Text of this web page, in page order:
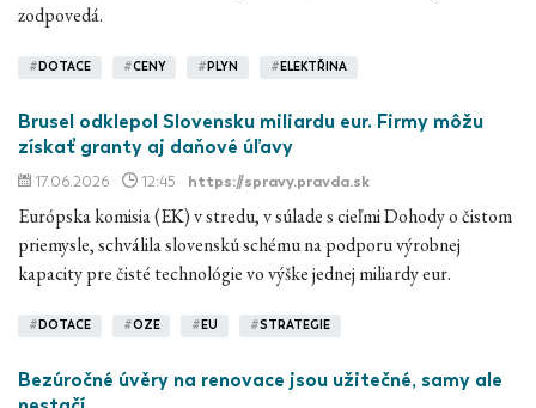
zodpovedá.
# DOTACE #CENY # PLYN # ELEKTŘINA
Brusel odklepol Slovensku miliardu eur. Firmy môžu
získať granty aj daňové úľavy
17.06.2026 12:45 https://spravy.pravda.sk
Európska komisia (EK) v stredu, v súlade s cieľmi Dohody o čistom
priemysle, schválila slovenskú schému na podporu výrobnej
kapacity pre čisté technológie vo výške jednej miliardy eur.
# DOTACE #OZE # EU #STRATEGIE
Bezúročné úvěry na renovace jsou užitečné, samy ale